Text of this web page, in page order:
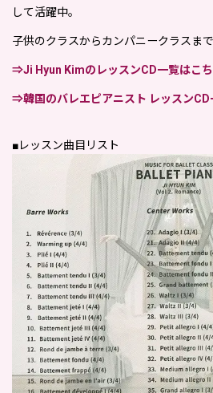
して活躍中。
子供のクラスからカンパニークラスま
⇒Ji Hyun KimのレッスンCD一覧はこ
⇒韓国のバレエピアニスト レッスンCD
■レッスン曲目リスト